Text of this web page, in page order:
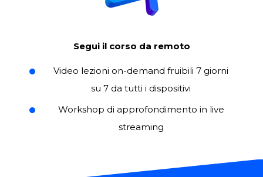
Segui il corso da remoto
Video lezioni on-demand fruibili 7 giorni
su 7 da tutti i dispositivi
Workshop di approfondimento in live
streaming